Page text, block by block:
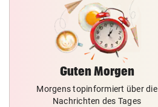
Guten Morgen
Morgens topinformiert über die
Nachrichten des Tages